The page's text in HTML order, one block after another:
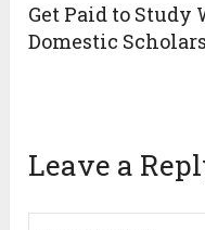
Get Paid to
Domestic
Leave a